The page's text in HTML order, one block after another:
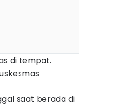
di tempat.
saat berada di